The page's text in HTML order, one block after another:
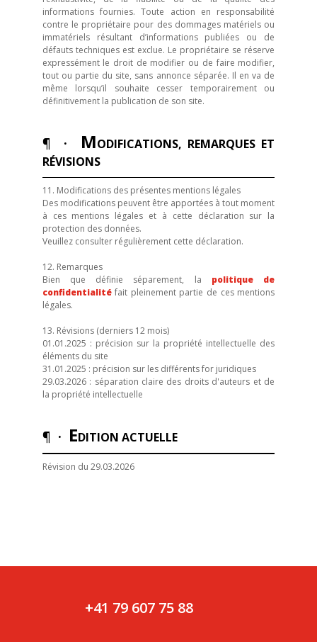
informations fournies. Toute action en responsabilité
contre le propriétaire pour des dommages matériels ou
immatériels résultant d’informations publiées ou de
défauts techniques est exclue. Le propriétaire se réserve
expressément le droit de modifier ou de faire modifier,
tout ou partie du site, sans annonce séparée. Il en va de
même lorsqu’il souhaite cesser temporairement ou
définitivement la publication de son site.
¶ · MODIFICATIONS, REMARQUES ET
RÉVISIONS
11. Modifications des présentes mentions légales
Des modifications peuvent être apportées à tout moment
à ces mentions légales et à cette déclaration sur la
protection des données.
Veuillez consulter régulièrement cette déclaration.
12. Remarques
Bien que définie séparement, la politique de
confidentialitéfait pleinement partie de ces mentions
légales.
13. Révisions (derniers 12 mois)
01.01.2025 : précision sur la propriété intellectuelle des
éléments du site
31.01.2025 : précision sur les différents for juridiques
29.03.2026 : séparation claire des droits d'auteurs et de
la propriété intellectuelle
¶ · EDITION ACTUELLE
Révision du 29.03.2026
+41 79 607 75 88